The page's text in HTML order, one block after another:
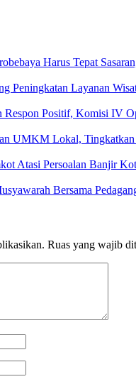
Harus Tepat
Peningkatan Layanan
Respon Positif, Komisi IV
UMKM Lokal,
Atasi Persoalan Banjir
Bersama
Ruas yang wajib